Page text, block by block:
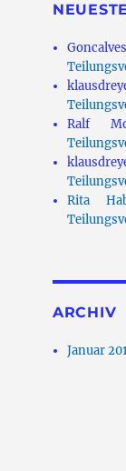
Goncalves
Ralf
Rita
ARCHIV
Januar